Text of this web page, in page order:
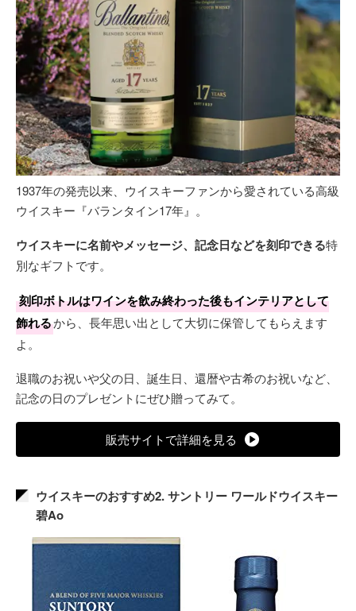
1937年の発売以来、ウイスキーファンから愛されている高級
ウイスキー『バランタイン17年』。
ウイスキーに名前やメッセージ、記念日などを刻印できる特
別なギフトです。
刻印ボトルはワインを飲み終わった後もインテリアとして
飾れるから、長年思い出として大切に保管してもらえます
よ。
退職のお祝いや父の日、誕生日、還暦や古希のお祝いなど、
記念の日のプレゼントにぜひ贈ってみて。
販売サイトで詳細を見る
ウイスキーのおすすめ2. サントリー ワールドウイスキー
碧Ao